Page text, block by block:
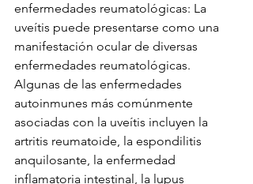
enfermedades reumatológicas: La
uveítis puede presentarse como una
manifestación ocular de diversas
enfermedades reumatológicas.
Algunas de las enfermedades
autoinmunes más comúnmente
asociadas con la uveítis incluyen la
artritis reumatoide, la espondilitis
anquilosante, la enfermedad
inflamatoria intestinal, la lupus